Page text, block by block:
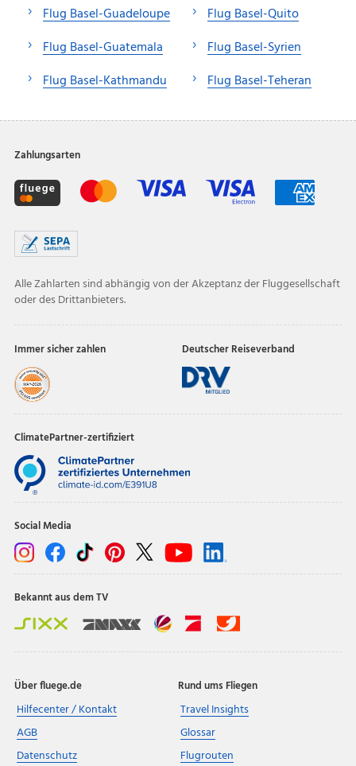
Flug Basel-Guadeloupe
Flug Basel-Guatemala
Flug Basel-Kathmandu
Flug Basel-Quito
Flug Basel-Syrien
Flug Basel-Teheran